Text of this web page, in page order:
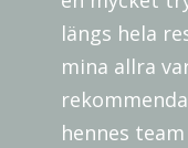
längs hela
mina allra
hennes